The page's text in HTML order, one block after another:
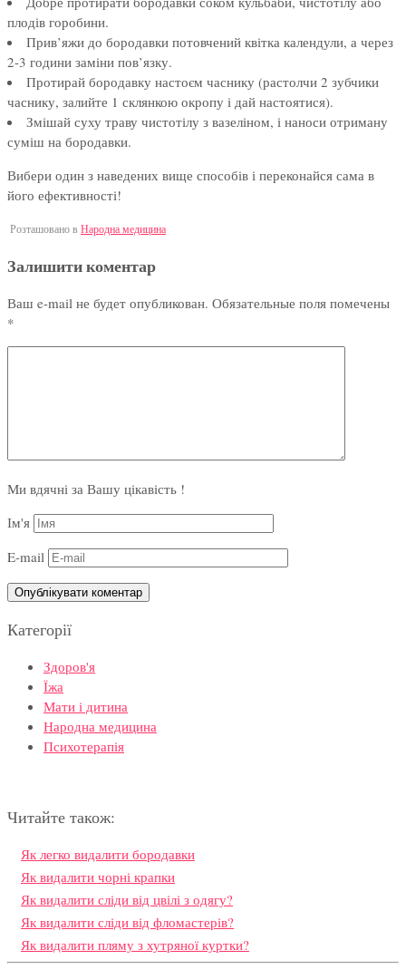
плодів горобини.
Прив’яжи до бородавки потовчений квітка календули, а через
2-3 години заміни пов’язку.
Протирай бородавку настоєм часнику (растолчи 2 зубчики
часнику, залийте 1 склянкою окропу і дай настоятися).
Змішай суху траву чистотілу з вазеліном, і наноси отриману
суміш на бородавки.
Вибери один з наведених вище способів і переконайся сама в
його ефективності!
Розташовано в Народна медицина
Залишити коментар
Ваш e-mail не будет опубликован. Обязательные поля помечены
*
Ми вдячні за Вашу цікавість !
Ім'я
E-mail
Категорії
Здоров'я
Їжа
Мати і дитина
Народна медицина
Психотерапія
Читайте також:
Як легко видалити бородавки
Як видалити чорні крапки
Як видалити сліди від цвілі з одягу?
Як видалити сліди від фломастерів?
Як видалити пляму з хутряної куртки?